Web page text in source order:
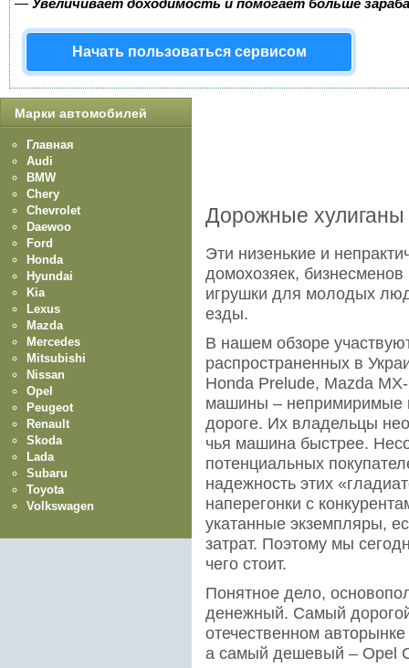
— Увеличивает доходимость и помогает больше
Начать пользоваться сервисом
Дорожные хулиганы
Эти низенькие и
домохозяек,
игрушки для молодых
езды.
В нашем обзоре
распространенных в
Honda Prelude, Mazda
машины – непримиримые
дороге. Их владельцы
чья машина быстрее.
потенциальных
надежность этих
наперегонки с
укатанные экземпляры,
затрат. Поэтому мы
чего стоит.
Понятное дело,
денежный. Самый
отечественном
а самый дешевый – Opel
Марки автомобилей
Главная
Audi
BMW
Chery
Chevrolet
Daewoo
Ford
Honda
Hyundai
Kia
Lexus
Mazda
Mercedes
Mitsubishi
Nissan
Opel
Peugeot
Renault
Skoda
Lada
Subaru
Toyota
Volkswagen